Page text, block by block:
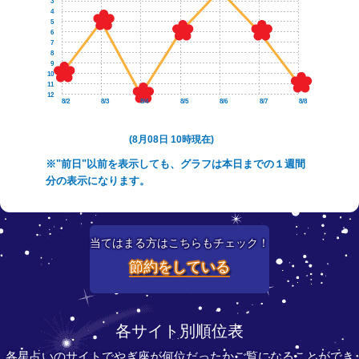
8/2 8/3 8/4 8/5 8/6 8/7 8/8
12
11
10
9
8
7
6
5
4
(8月08日 10時現在)
※"前日"以前を表示しても、グラフは本日までの１週間
分の表示になります。
当てはまる方はこちらもチェック！
節約をしている
各サイト別順位表
各星占いのサイトでやぎ座が何位だったかご覧になることができ